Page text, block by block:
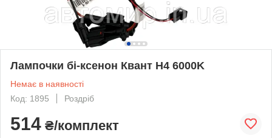
Лампочки бі-ксенон Квант H4 6000K
Немає в наявності
Код: 1895
Роздріб
514 ₴/комплект